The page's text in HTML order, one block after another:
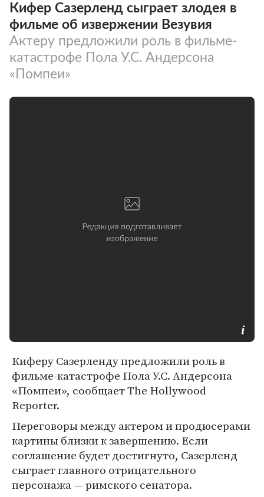
Кифер Сазерленд сыграет злодея в
фильме об извержении Везувия
Актеру предложили роль в фильме-
катастрофе Пола У.С. Андерсона
«Помпеи»
Киферу Сазерленду предложили роль в
фильме-катастрофе Пола У.С. Андерсона
«Помпеи», сообщает The Hollywood
Reporter.
Переговоры между актером и продюсерами
картины близки к завершению. Если
соглашение будет достигнуто, Сазерленд
сыграет главного отрицательного
персонажа — римского сенатора.